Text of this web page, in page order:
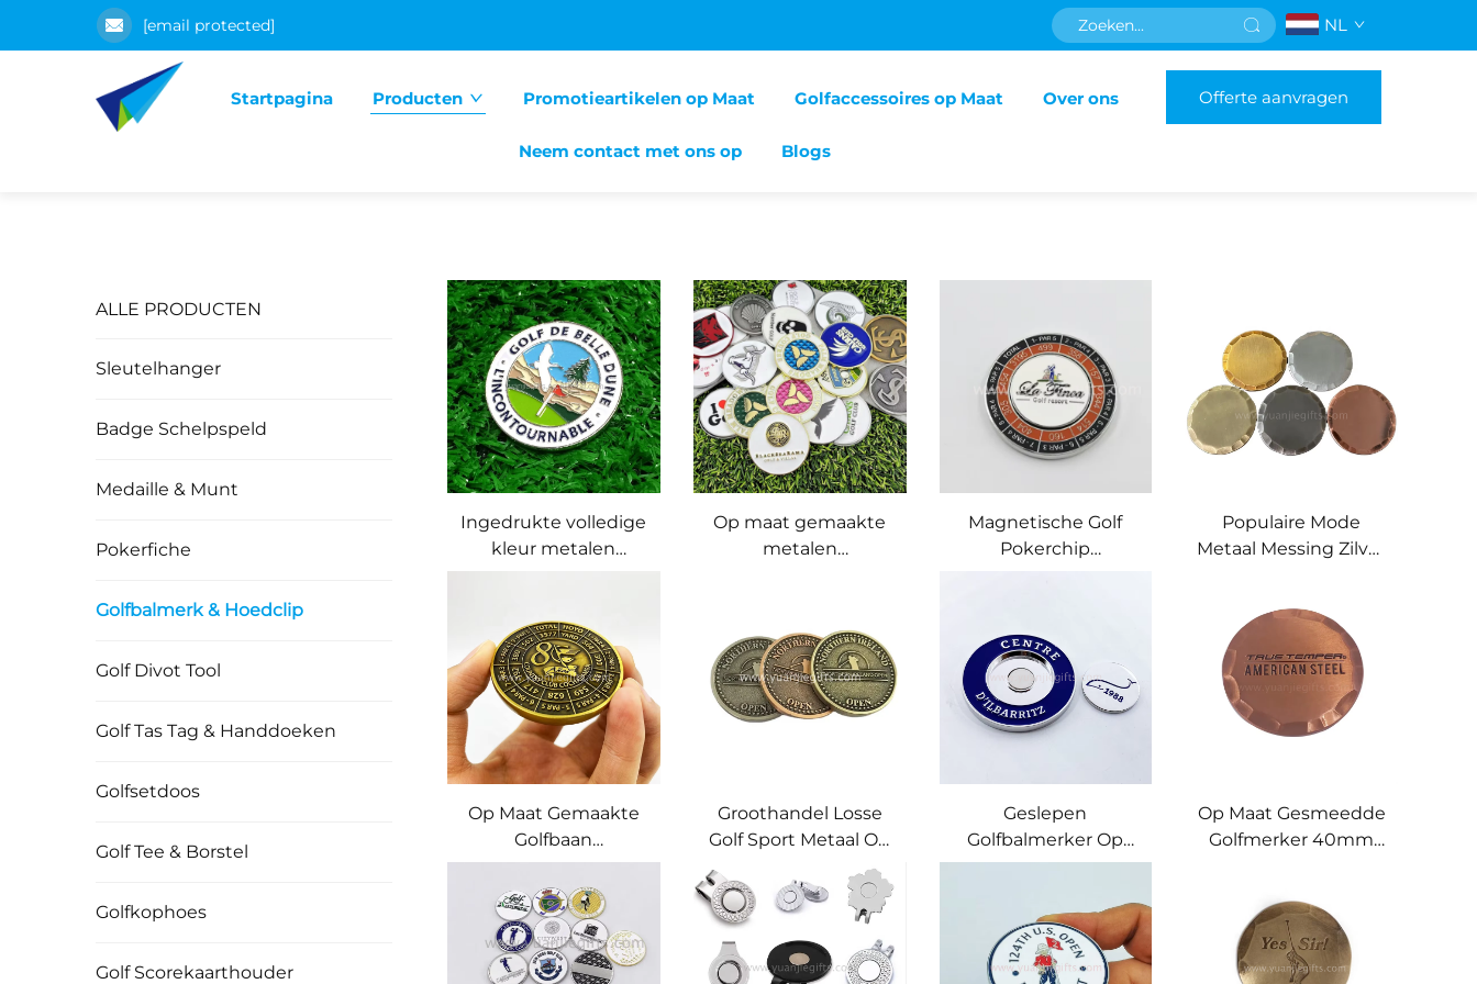
[email protected] NL
Startpagina Producten Promotieartikelen op Maat Golfaccessoires op Maat Over ons
Neem contact met ons op Blogs
Offerte aanvragen
ALLE PRODUCTEN
Sleutelhanger
Badge Schelpspeld
Medaille & Munt
Pokerfiche
Golfbalmerk & Hoedclip
Golf Divot Tool
Golf Tas Tag & Handdoeken
Golfsetdoos
Golf Tee & Borstel
Golfkophoes
Golf Scorekaarthouder
Ingedrukte volledige
kleur metalen
eigen logo
Op maat gemaakte
metalen
diverse ontwerpen
met uw eigen logo,
hoedclip,
divotaccessoire
Magnetische Golf
Pokerchip
Golfclub Balmerkers
Populaire Mode
Metaal Messing Zilver
Gesmeedde
Ongeverfd Koperen
Golfbalmerker
Op Maat Gemaakte
Golfbaan
Afstandsmarkers /
Golf Pitch Markers in
Volledige Kleur
Groothandel Losse
Golf Sport Metaal Op
Maat Golf Munt
Antiek Koperen
Golfbalmerktekens
Geslepen
Golfbalmerker Op
Maat Met Enamel
Golf Pokerchip
Magnetische
Golfbalmerker
Op Maat Gesmeedde
Golfmerker 40mm
Geslagen Rand
Koperen
Golfbalmerkers